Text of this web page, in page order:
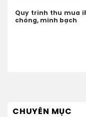
Quy trình thu mua
chóng, minh bạch
CHUYÊN MỤC